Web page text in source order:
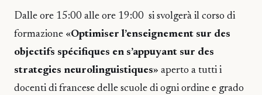
Dalle ore 15:00 alle ore 19:00 si svolgerà il corso di
formazione «Optimiser l’enseignement sur des
objectifs spécifiques en s’appuyant sur des
strategies neurolinguistiques» aperto a tutti i
docenti di francese delle scuole di ogni ordine e grado